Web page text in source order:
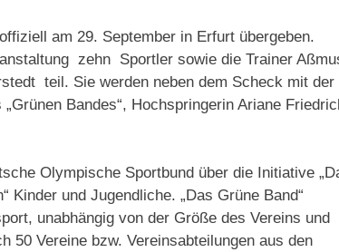
am 29. September in Erfurt übergeben.
zehn Sportler sowie die Trainer
teil. Sie werden neben dem Scheck mit der
Bandes“, Hochspringerin Ariane
Olympische Sportbund über die Initiative
Kinder und Jugendliche. „Das Grüne Band“
unabhängig von der Größe des Vereins und
Vereine bzw. Vereinsabteilungen aus den